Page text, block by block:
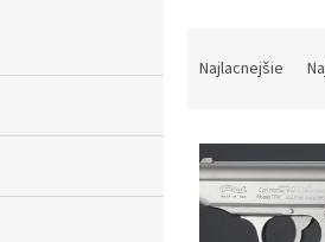
n
Najlacnejšie
V
p